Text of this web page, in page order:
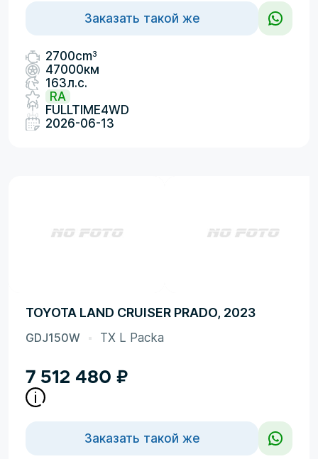
Заказать такой же
2700cm3
47000км
163л.с.
RA
FULLTIME4WD
2026-06-13
TOYOTA LAND CRUISER PRADO, 2023
GDJ150W TX L Packa
7 512 480 ₽
Заказать такой же